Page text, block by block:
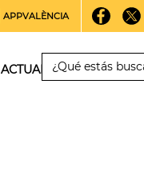
APPVALÈNCIA
ACTUALIDAD